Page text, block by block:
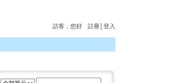
訪客 ，您好 註冊 登入